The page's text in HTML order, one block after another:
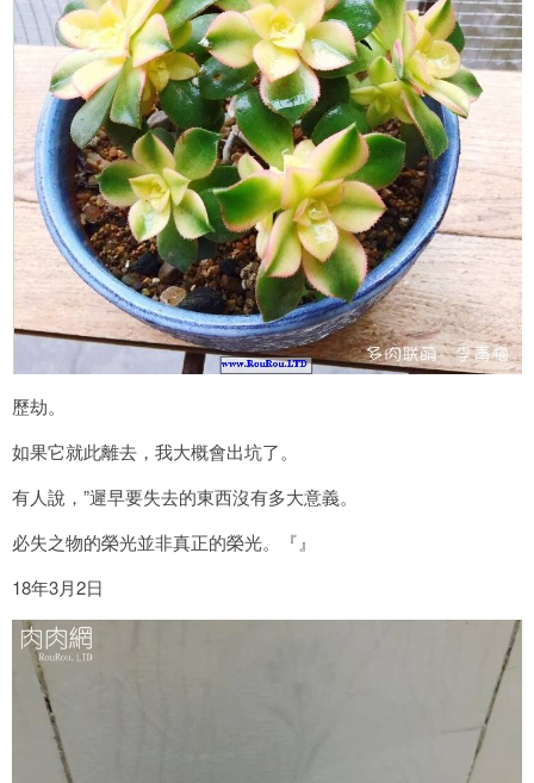
歷劫。
如果它就此離去，我大概會出坑了。
有人說，”遲早要失去的東西沒有多大意義。
必失之物的榮光並非真正的榮光。『』
18年3月2日